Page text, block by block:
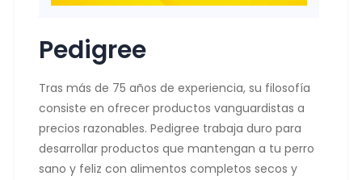
Pedigree
Tras más de 75 años de experiencia, su filosofía
consiste en ofrecer productos vanguardistas a
precios razonables. Pedigree trabaja duro para
desarrollar productos que mantengan a tu perro
sano y feliz con alimentos completos secos y